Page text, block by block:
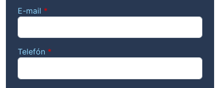
E-mail *
Telefón *